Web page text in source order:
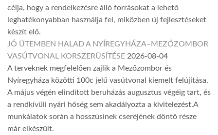
célja, hogy a rendelkezésre álló forrásokat a lehető
leghatékonyabban használja fel, miközben új fejlesztéseket
készít elő.
JÓ ÜTEMBEN HALAD A NYÍREGYHÁZA–MEZŐZOMBOR
VASÚTVONAL KORSZERŰSÍTÉSE 2026-08-04
A terveknek megfelelően zajlik a Mezőzombor és
Nyíregyháza közötti 100c jelű vasútvonal kiemelt felújítása.
A május végén elindított beruházás augusztus végéig tart, és
a rendkívüli nyári hőség sem akadályozta a kivitelezést.A
munkálatok során a hosszúsínek cseréjének döntő része
már elkészült.